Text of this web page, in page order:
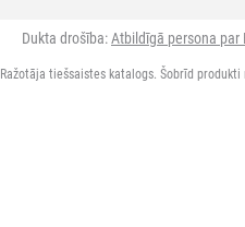
Dukta drošība:Atbildīgā persona par
Ražotāja tiešsaistes katalogs. Šobrīd